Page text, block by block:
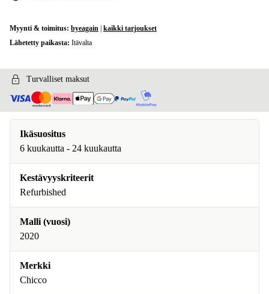
Myynti & toimitus: byeagain kaikki tarjoukset
Lähetetty paikasta: Itävalta
Turvalliset maksut
Ikäsuositus
6 kuukautta - 24 kuukautta
Kestävyyskriteerit
Refurbished
Malli (vuosi)
2020
Merkki
Chicco